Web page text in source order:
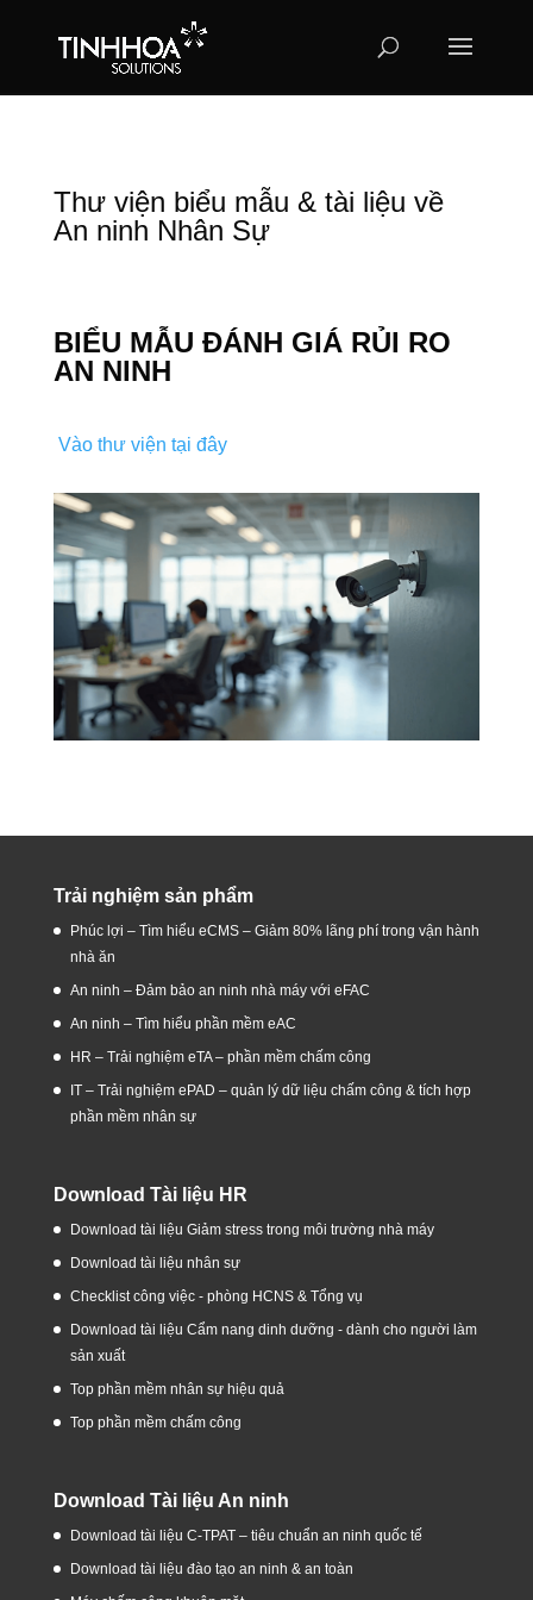
Thư viện biểu mẫu & tài liệu về
An ninh Nhân Sự
BIỂU MẪU ĐÁNH GIÁ RỦI RO
AN NINH
Vào thư viện tại đây
Trải nghiệm sản phẩm
Phúc lợi – Tìm hiểu eCMS – Giảm 80% lãng phí trong vận hành
nhà ăn
An ninh – Đảm bảo an ninh nhà máy với eFAC
An ninh – Tìm hiểu phần mềm eAC
HR – Trải nghiệm eTA – phần mềm chấm công
IT – Trải nghiệm ePAD – quản lý dữ liệu chấm công & tích hợp
phần mềm nhân sự
Download Tài liệu HR
Download tài liệu Giảm stress trong môi trường nhà máy
Download tài liệu nhân sự
Checklist công việc - phòng HCNS & Tổng vụ
Download tài liệu Cẩm nang dinh dưỡng - dành cho người làm
sản xuất
Top phần mềm nhân sự hiệu quả
Top phần mềm chấm công
Download Tài liệu An ninh
Download tài liệu C-TPAT – tiêu chuẩn an ninh quốc tế
Download tài liệu đào tạo an ninh & an toàn